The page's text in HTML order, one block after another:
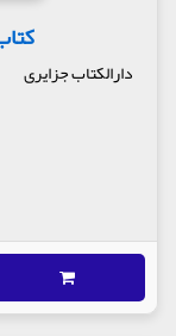
بخصوص از
السلام می
استوار و دژ
نجاتند، که
در این حال،
علیه و آله،
دارد.
و دیدم که
دارالکتاب جزایری